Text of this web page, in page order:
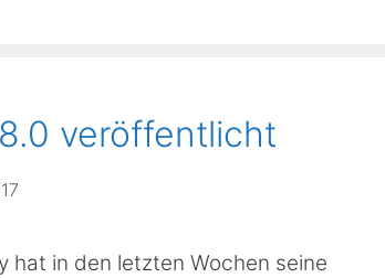
veröffentlicht
hat in den letzten Wochen seine